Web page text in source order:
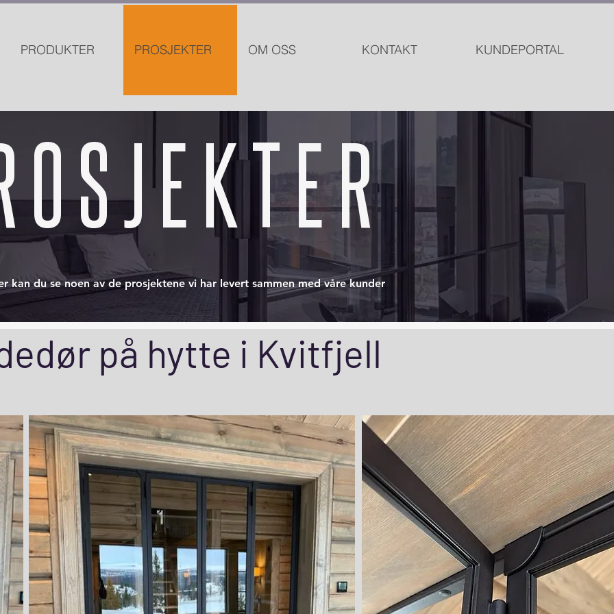
PRODUKTER PROSJEKTER OM OSS KONTAKT KUNDEPORTAL
O S J E K T E R
kan du se noen av de prosjektene vi har levert sammen med våre kunder
på hytte i Kvitfjell